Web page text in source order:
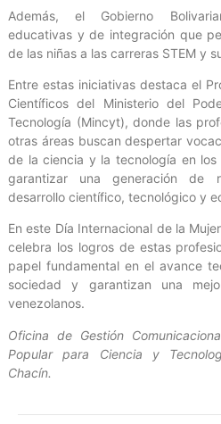
Además, el Gobierno
educativas y de integración que
de las niñas a las carreras STEM y
Entre estas iniciativas destaca el
Científicos del Ministerio del
Tecnología (Mincyt), donde las
otras áreas buscan despertar
de la ciencia y la tecnología en
garantizar una generación de
desarrollo científico, tecnológico y
En este Día Internacional de la
celebra los logros de estas
papel fundamental en el avance
sociedad y garantizan una
venezolanos.
Oficina de Gestión
Popular para Ciencia y
Chacín.